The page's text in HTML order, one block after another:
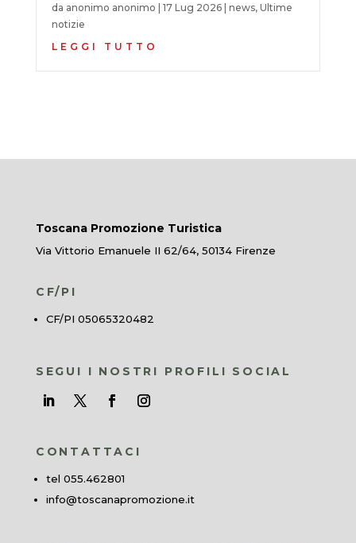
da anonimo anonimo | 17 Lug 2026| news, Ultime
notizie
LEGGI TUTTO
Toscana Promozione Turistica
Via Vittorio Emanuele II 62/64, 50134 Firenze
CF/PI
CF/PI 05065320482
SEGUI I NOSTRI PROFILI SOCIAL
CONTATTACI
tel 055.462801
info@toscanapromozione.it